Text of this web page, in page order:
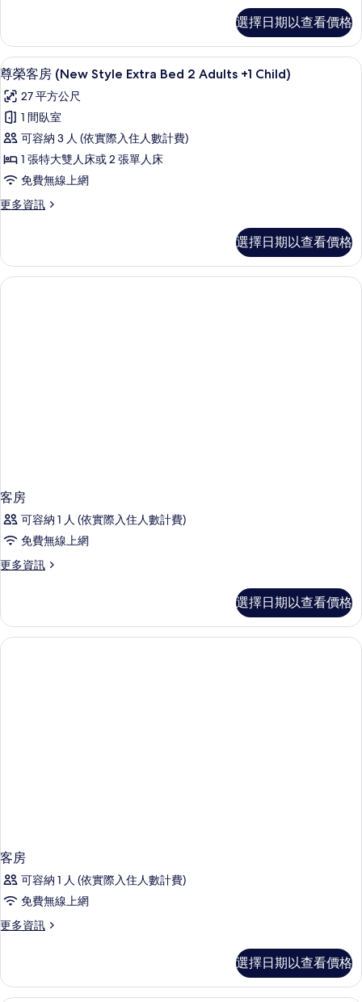
的
所
有
相
片
套
房
(Extra
Bed
3
Adults)
詳
情
選擇日期以查看價格
顯
示
尊
榮
客
房
(New
Style
2
Adults
迷你吧、客房內保險箱、書桌、遮光
8
尊榮客房 (New Style Extra Bed 2 Adults +1 Child)
27 平方公尺
1 間臥室
可容納 3 人 (依實際入住人數計費)
1 張特大雙人床或 2 張單人床
免費無線上網
更多資訊
更
客
房
(New
選擇日期以查看價格
客房
可容納 1 人 (依實際入住人數計費)
免費無線上網
更多資訊
更
的
詳
情
選擇日期以查看價格
客房
可容納 1 人 (依實際入住人數計費)
免費無線上網
更多資訊
更
的
詳
選擇日期以查看價格